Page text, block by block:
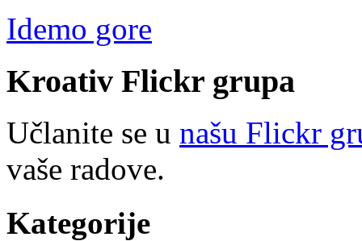
Idemo gore
Kroativ Flickr grupa
Učlanite se u našu Flickr
vaše radove.
Kategorije